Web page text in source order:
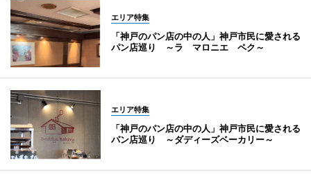
エリア特集
「神戸のパン店の中の人」神戸市民に愛される
パン店巡り ～ラ マロニエ ペク～
エリア特集
「神戸のパン店の中の人」神戸市民に愛される
パン店巡り ～ダディーズベーカリー～